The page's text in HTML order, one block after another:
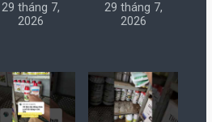
29 tháng 7,
2026
29 tháng 7,
2026